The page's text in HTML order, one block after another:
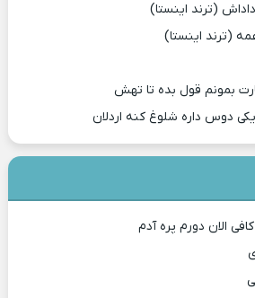
(ترند اینستا)
(ترند اینستا)
بمونم قول بده تا تهش
یکی دوس داره شلوغ کنه اردلان
الان دورم پره آدم